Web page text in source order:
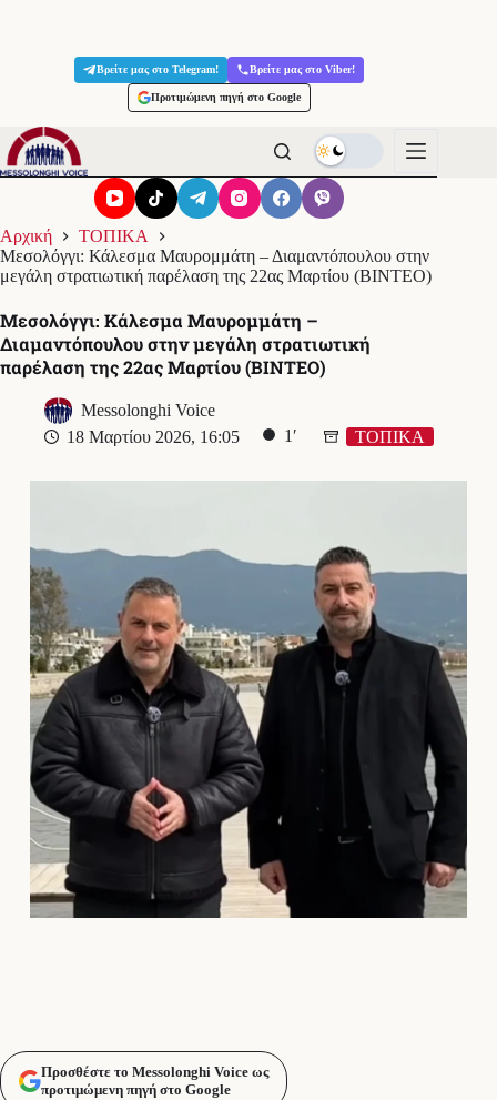
Βρείτε μας στο Telegram! Βρείτε μας στο Viber!
Προτιμώμενη πηγή στο Google
Αρχική
ΤΟΠΙΚΑ
Μεσολόγγι: Κάλεσμα Μαυρομμάτη – Διαμαντόπουλου στην
μεγάλη στρατιωτική παρέλαση της 22ας Μαρτίου (ΒΙΝΤΕΟ)
Μεσολόγγι: Κάλεσμα Μαυρομμάτη –
Διαμαντόπουλου στην μεγάλη στρατιωτική
παρέλαση της 22ας Μαρτίου (ΒΙΝΤΕΟ)
Messolonghi Voice
18 Μαρτίου 2026, 16:05
1′ ΤΟΠΙΚΑ
Προσθέστε το Messolonghi Voice ως
προτιμώμενη πηγή στο Google